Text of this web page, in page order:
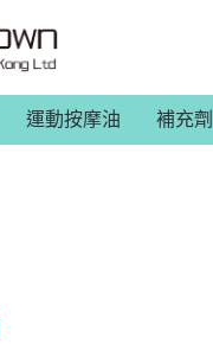
運動按摩油 補充劑